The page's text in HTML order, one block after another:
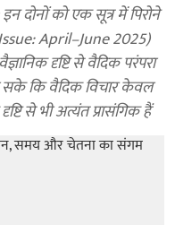
दोनों को एक सूत्र में पिरोने
April–June 2025)
दृष्टि से वैदिक परंपरा
सके कि वैदिक विचार केवल
से भी अत्यंत प्रासंगिक हैं